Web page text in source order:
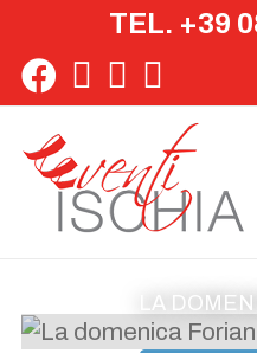
TEL. +39
LA